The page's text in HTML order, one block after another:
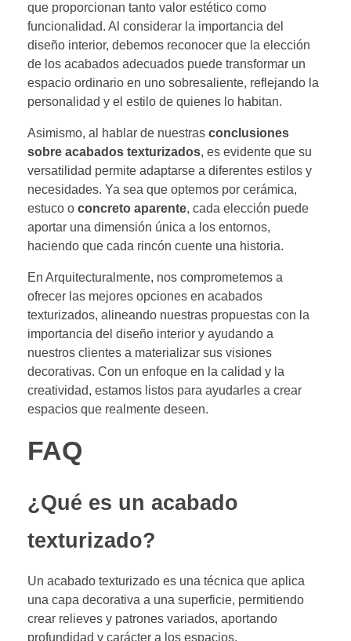
que proporcionan tanto valor estético como
funcionalidad. Al considerar la importancia del
diseño interior, debemos reconocer que la elección
de los acabados adecuados puede transformar un
espacio ordinario en uno sobresaliente, reflejando la
personalidad y el estilo de quienes lo habitan.
Asimismo, al hablar de nuestras conclusiones
sobre acabados texturizados, es evidente que su
versatilidad permite adaptarse a diferentes estilos y
necesidades. Ya sea que optemos por cerámica,
estuco o concreto aparente, cada elección puede
aportar una dimensión única a los entornos,
haciendo que cada rincón cuente una historia.
En Arquitecturalmente, nos comprometemos a
ofrecer las mejores opciones en acabados
texturizados, alineando nuestras propuestas con la
importancia del diseño interior y ayudando a
nuestros clientes a materializar sus visiones
decorativas. Con un enfoque en la calidad y la
creatividad, estamos listos para ayudarles a crear
espacios que realmente deseen.
FAQ
¿Qué es un acabado
texturizado?
Un acabado texturizado es una técnica que aplica
una capa decorativa a una superficie, permitiendo
crear relieves y patrones variados, aportando
profundidad y carácter a los espacios.